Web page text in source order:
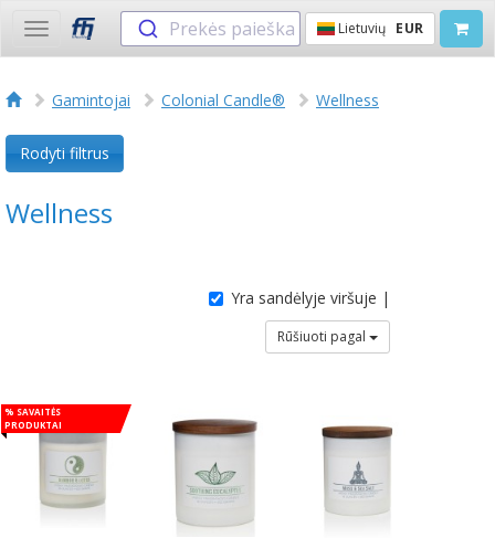
Toggle
navigation
Prekės paieška Lietuvių EUR
Gamintojai Colonial Candle® Wellness
Rodyti filtrus
Wellness
Yra sandėlyje viršuje |
Rūšiuoti pagal
% Savaitės
produktai